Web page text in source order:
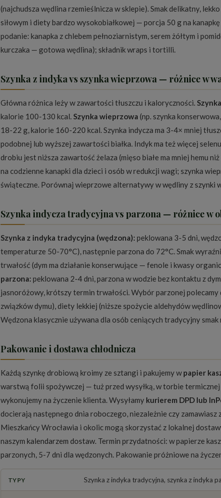
(najchudsza wędlina rzemieślnicza w sklepie). Smak delikatny,
siłowym i diety bardzo wysokobiałkowej — porcja 50 g na
podanie: kanapka z chlebem pełnoziarnistym, serem żółtym i
kurczaka — gotowa wędlina); składnik wraps i tortilli.
Szynka z indyka vs szynka wieprzowa — różnice w
Główna różnica leży w zawartości tłuszczu i kaloryczności.
kalorie 100-130 kcal. Szynka wieprzowa (np. szynka
18-22 g, kalorie 160-220 kcal. Szynka indycza ma 3-4× mniej
podobnej lub wyższej zawartości białka. Indyk ma też więcej
drobiu jest niższa zawartość żelaza (mięso białe ma mniej hemu
na codzienne kanapki dla dzieci i osób w redukcji wagi; szynka
świąteczne. Porównaj wieprzowe alternatywy wwędliny z szynki
Szynka indycza tradycyjna vs parzona — różnice w
Szynka z indyka tradycyjna (wędzona): peklowana 3-5 dni,
temperaturze 50-70°C), następnie parzona do 72°C. Smak
trwałość (dym ma działanie konserwujące — fenole i kwasy
parzona: peklowana 2-4 dni, parzona w wodzie bez kontaktu z
jasnoróżowy, krótszy termin trwałości. Wybór parzonej polecamy
związków dymu), diety lekkiej (niższe spożycie aldehydów
Wędzona klasycznie używana dla osób ceniących tradycyjny smak
Pakowanie i dostawa chłodnicza
Każdą szynkę drobiową kroimy ze sztangi i pakujemy wpapier
warstwą folii spożywczej — tuż przed wysyłką, w torbie termicznej
wykonujemy na życzenie klienta. Wysyłamy kurierem DPD lub
docierają następnego dnia roboczego, niezależnie czy zamawiasz
Mieszkańcy Wrocławia i okolic mogą skorzystać z lokalnej
naszym kalendarzem dostaw. Termin przydatności: w papierze
parzonych, 5-7 dni dla wędzonych. Pakowanie próżniowe na
TYPY Szynka z indyka tradycyjna, szynka z indyka